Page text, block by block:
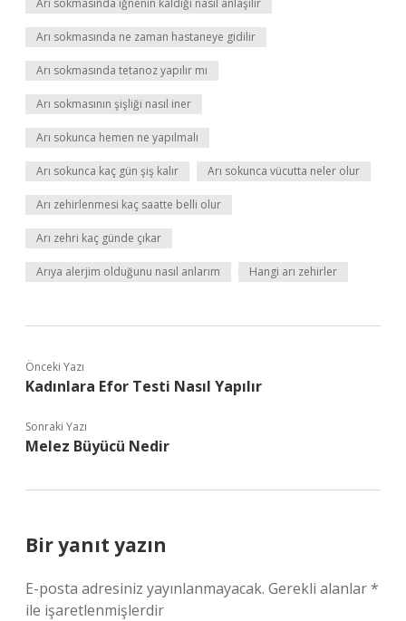
Arı sokmasında iğnenin kaldığı nasıl anlaşılır
Arı sokmasında ne zaman hastaneye gidilir
Arı sokmasında tetanoz yapılır mı
Arı sokmasının şişliği nasıl iner
Arı sokunca hemen ne yapılmalı
Arı sokunca kaç gün şiş kalır Arı sokunca vücutta neler olur
Arı zehirlenmesi kaç saatte belli olur
Arı zehri kaç günde çıkar
Arıya alerjim olduğunu nasıl anlarım Hangi arı zehirler
Önceki Yazı
Kadınlara Efor Testi Nasıl Yapılır
Sonraki Yazı
Melez Büyücü Nedir
Bir yanıt yazın
E-posta adresiniz yayınlanmayacak. Gerekli alanlar*
ile işaretlenmişlerdir